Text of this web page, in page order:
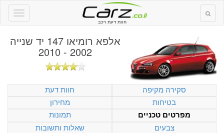
חוות דעת רכב
אלפא רומיאו 147 יד שנייה
2002 - 2010
סקירה מקיפה
חוות דעת
בטיחות
מחירון
מפרטים טכניים
תמונות
צבעים
שאלות ותשובות